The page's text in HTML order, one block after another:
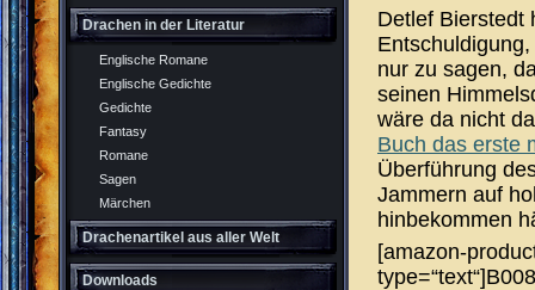
Drachen in der Literatur
Englische Romane
Englische Gedichte
Gedichte
Fantasy
Romane
Sagen
Märchen
Drachenartikel aus aller Welt
Downloads
Detlef Bierstedt
nur zu sagen,
seinen
wäre da nicht
Buch das erste
Überführung
Jammern auf
hinbekommen
[amazon-